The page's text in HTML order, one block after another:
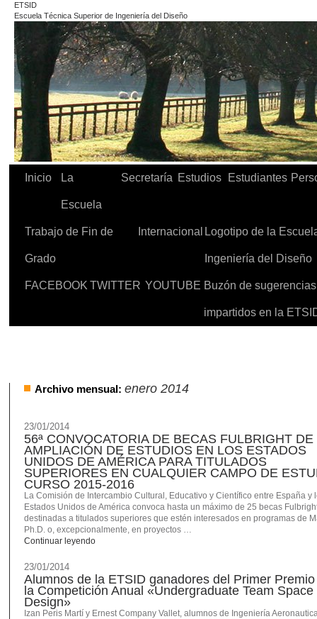
ETSID
Escuela Técnica Superior de Ingeniería del Diseño
Inicio La
Escuela
Secretaría Estudios Estudiantes
Trabajo de Fin de
Grado
Internacional Logotipo de la
Ingeniería del Diseño
FACEBOOK TWITTER YOUTUBE Buzón de
impartidos en la
Archivo mensual: enero 2014
23/01/2014
56ª CONVOCATORIA DE BECAS FULBRIGHT DE
AMPLIACIÓN DE ESTUDIOS EN LOS ESTADOS
UNIDOS DE AMÉRICA PARA TITULADOS
SUPERIORES EN CUALQUIER CAMPO DE
CURSO 2015-2016
La Comisión de Intercambio Cultural, Educativo y Científico entre España y
Estados Unidos de América convoca hasta un máximo de 25 becas
destinadas a titulados superiores que estén interesados en programas de
Ph.D. o, excepcionalmente, en proyectos …
Continuar leyendo
23/01/2014
Alumnos de la ETSID ganadores del Primer
la Competición Anual «Undergraduate Team Space
Design»
Izan Peris Martí y Ernest Company Vallet, alumnos de Ingeniería